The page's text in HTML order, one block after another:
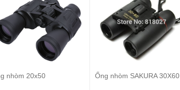
nhòm 20x50 Ống nhòm SAKURA 30X60